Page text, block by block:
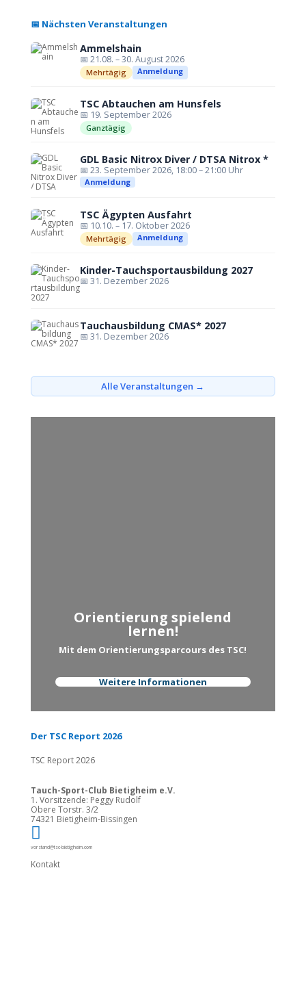
📅 Nächsten Veranstaltungen
Ammelshain
📅 21.08. – 30. August 2026
Mehrtägig Anmeldung
TSC Abtauchen am Hunsfels
📅 19. September 2026
Ganztägig
GDL Basic Nitrox Diver / DTSA Nitrox *
📅 23. September 2026, 18:00 – 21:00 Uhr
Anmeldung
TSC Ägypten Ausfahrt
📅 10.10. – 17. Oktober 2026
Mehrtägig Anmeldung
Kinder-Tauchsportausbildung 2027
📅 31. Dezember 2026
Tauchausbildung CMAS* 2027
📅 31. Dezember 2026
Alle Veranstaltungen →
Orientierung spielend
lernen!
Mit dem Orientierungsparcours des TSC!
Weitere Informationen
Der TSC Report 2026
TSC Report 2026
Tauch-Sport-Club Bietigheim e.V.
1. Vorsitzende: Peggy Rudolf
Obere Torstr. 3/2
74321 Bietigheim-Bissingen

vorstand@tsc-bietigheim.com
Kontakt